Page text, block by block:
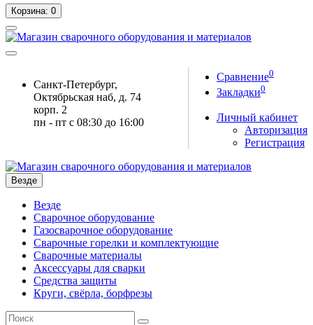
Корзина: 0
Санкт-Петербург,
Октябрьская наб, д. 74
корп. 2
пн - пт с 08:30 до 16:00
Сравнение0
Закладки0
Личный кабинет
Авторизация
Регистрация
Везде
Везде
Сварочное оборудование
Газосварочное оборудование
Сварочные горелки и комплектующие
Сварочные материалы
Аксессуары для сварки
Средства защиты
Круги, свёрла, борфрезы